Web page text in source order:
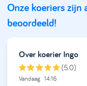
Onze koeriers zijn
beoordeeld!
Over koerier Ingo
(5.0)
Vandaag 14:16